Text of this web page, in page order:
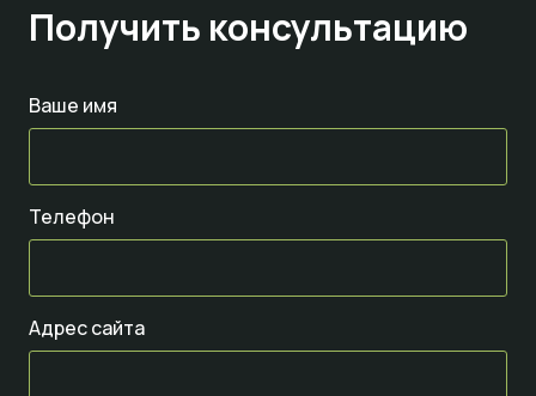
Получить консультацию
Ваше имя
Телефон
Адрес сайта